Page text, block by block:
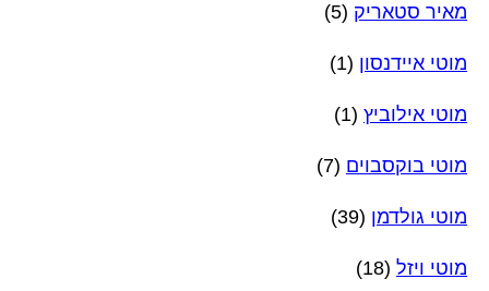
מאיר סטאריק (5)
מוטי איידנסון (1)
מוטי אילוביץ (1)
מוטי בוקסבוים (7)
מוטי גולדמן (39)
מוטי ויזל (18)